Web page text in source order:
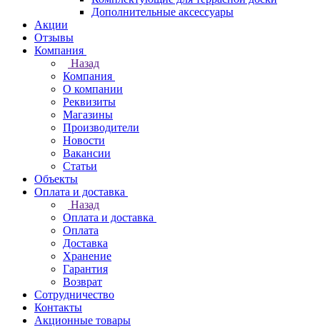
Дополнительные аксессуары
Акции
Отзывы
Компания
Назад
Компания
О компании
Реквизиты
Магазины
Производители
Новости
Вакансии
Статьи
Объекты
Оплата и доставка
Назад
Оплата и доставка
Оплата
Доставка
Хранение
Гарантия
Возврат
Сотрудничество
Контакты
Акционные товары